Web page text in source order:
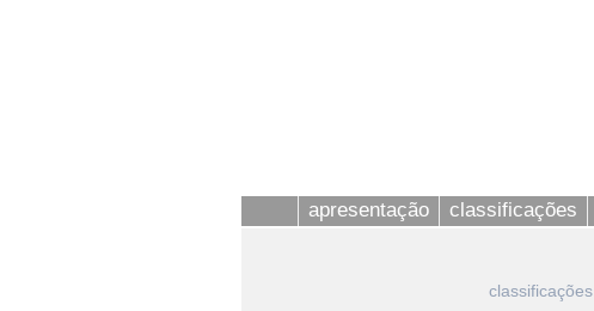
apresentação classificações
classificações